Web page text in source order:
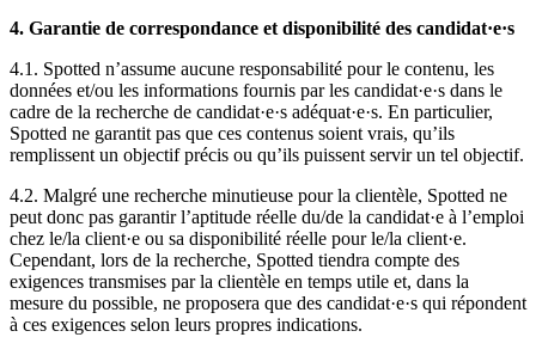
4. Garantie de correspondance et disponibilité des candidat·e·s
4.1. Spotted n’assume aucune responsabilité pour le contenu, les
données et/ou les informations fournis par les candidat·e·s dans le
cadre de la recherche de candidat·e·s adéquat·e·s. En particulier,
Spotted ne garantit pas que ces contenus soient vrais, qu’ils
remplissent un objectif précis ou qu’ils puissent servir un tel objectif.
4.2. Malgré une recherche minutieuse pour la clientèle, Spotted ne
peut donc pas garantir l’aptitude réelle du/de la candidat·e à l’emploi
chez le/la client·e ou sa disponibilité réelle pour le/la client·e.
Cependant, lors de la recherche, Spotted tiendra compte des
exigences transmises par la clientèle en temps utile et, dans la
mesure du possible, ne proposera que des candidat·e·s qui répondent
à ces exigences selon leurs propres indications.